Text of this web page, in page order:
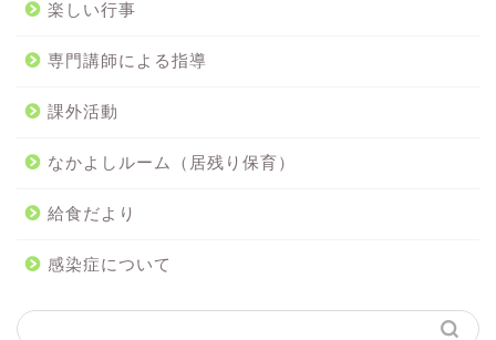
楽しい行事
専門講師による指導
課外活動
なかよしルーム（居残り保育）
給食だより
感染症について